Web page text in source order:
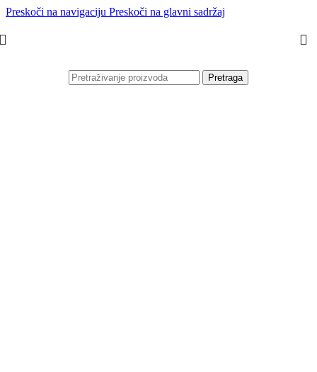
Preskoči na navigaciju Preskoči na glavni sadržaj
Pretraga